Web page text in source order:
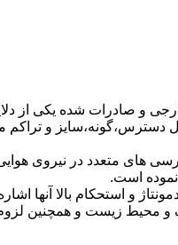
و صادرات شده یکی از
و تراکم
های متعدد در نیروی
است.
و استحکام بالا آنها
زیست و همچنین لزوم